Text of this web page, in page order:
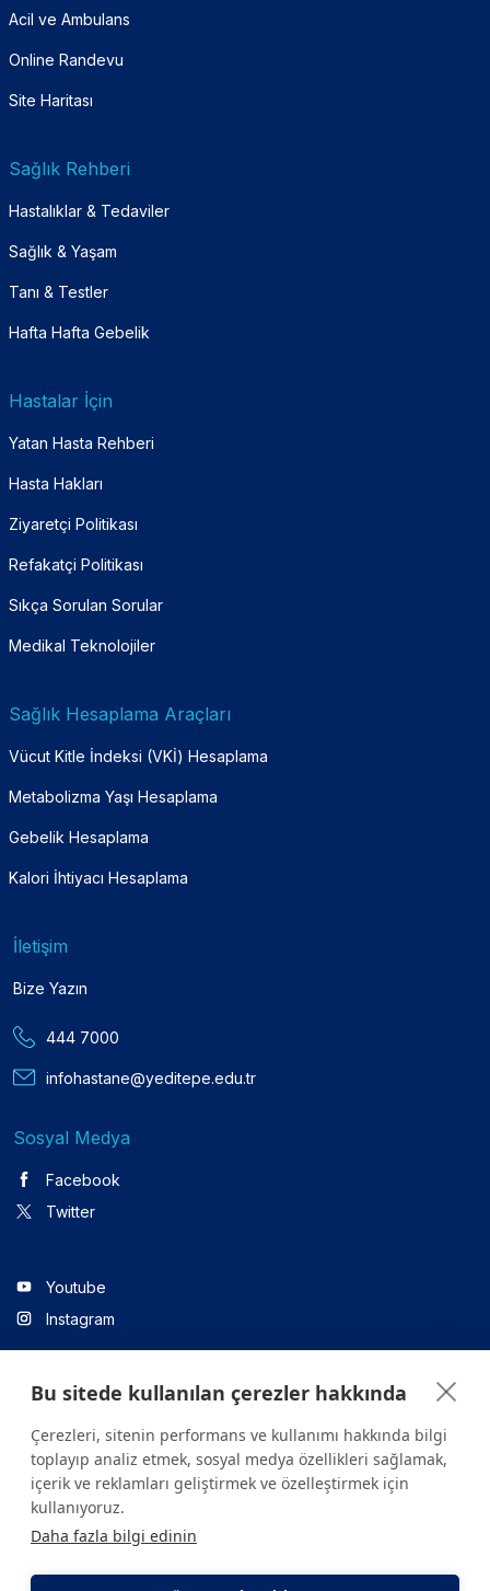
Acil ve Ambulans
Online Randevu
Site Haritası
Sağlık Rehberi
Hastalıklar & Tedaviler
Sağlık & Yaşam
Tanı & Testler
Hafta Hafta Gebelik
Hastalar İçin
Yatan Hasta Rehberi
Hasta Hakları
Ziyaretçi Politikası
Refakatçi Politikası
Sıkça Sorulan Sorular
Medikal Teknolojiler
Sağlık Hesaplama Araçları
Vücut Kitle İndeksi (VKİ) Hesaplama
Metabolizma Yaşı Hesaplama
Gebelik Hesaplama
Kalori İhtiyacı Hesaplama
İletişim
Bize Yazın
444 7000
infohastane@yeditepe.edu.tr
Sosyal Medya
Facebook
Twitter
Youtube
Instagram
Linkedin
Sitede yer alan tüm içerikler yalnızca bilgilendirme amaçlıdır.
Sağlığınızla ilgili sorularınız için mutlaka doktoruza ya da bir sağlık
kuruluşuna başvurunuz.
Bu sitede kullanılan çerezler hakkında
Çerezleri, sitenin performans ve kullanımı hakkında bilgi
toplayıp analiz etmek, sosyal medya özellikleri sağlamak,
içerik ve reklamları geliştirmek ve özelleştirmek için
kullanıyoruz.
Daha fazla bilgi edinin